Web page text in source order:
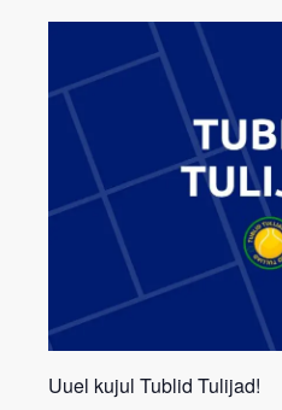
Uuel kujul Tublid Tulijad!